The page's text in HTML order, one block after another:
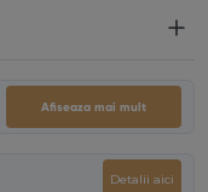
Afiseaza mai mult
Detalii aici